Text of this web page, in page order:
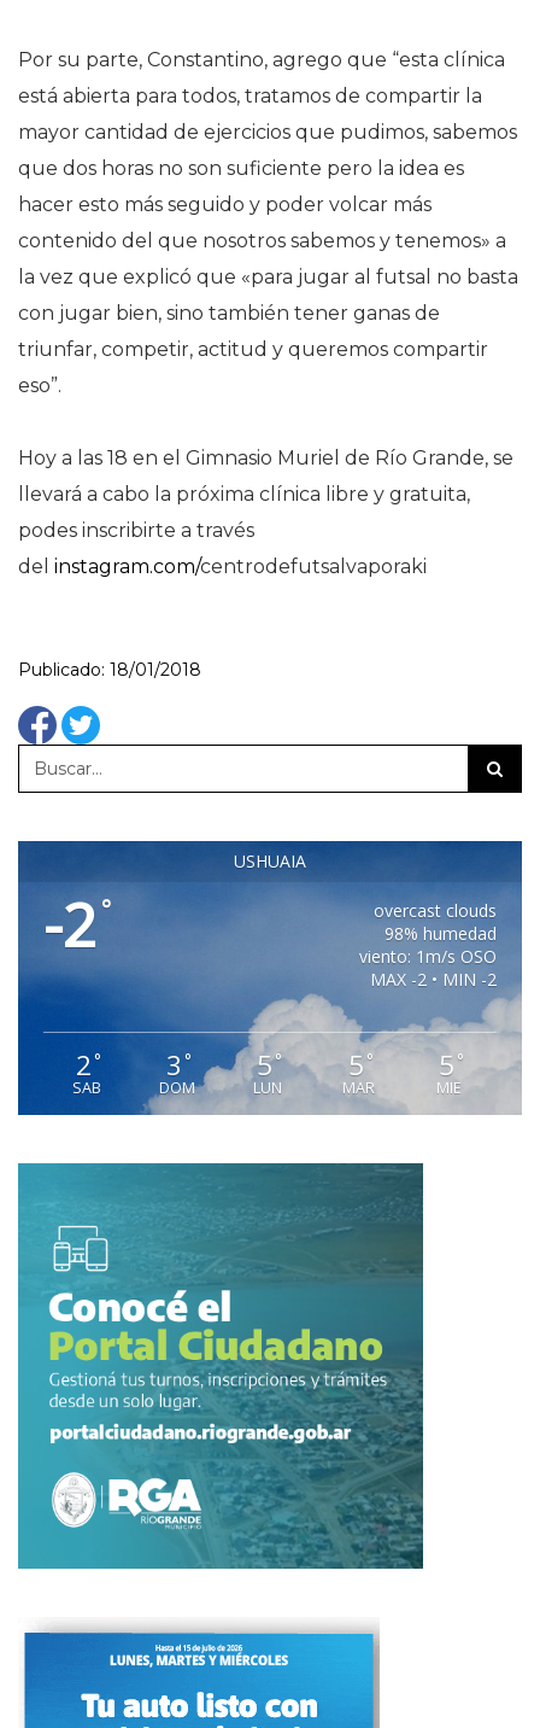
Por su parte, Constantino, agrego que “esta clínica
está abierta para todos, tratamos de compartir la
mayor cantidad de ejercicios que pudimos, sabemos
que dos horas no son suficiente pero la idea es
hacer esto más seguido y poder volcar más
contenido del que nosotros sabemos y tenemos» a
la vez que explicó que «para jugar al futsal no basta
con jugar bien, sino también tener ganas de
triunfar, competir, actitud y queremos compartir
eso”.
Hoy a las 18 en el Gimnasio Muriel de Río Grande, se
llevará a cabo la próxima clínica libre y gratuita,
podes inscribirte a través
del instagram.com/centrodefutsalvaporaki
Publicado: 18/01/2018
USHUAIA
-2 °
overcast clouds
98% humedad
viento: 1m/s OSO
MAX -2 • MIN -2
2°
SAB
3 °
DOM
5°
LUN
5 °
MAR
5 °
MIE